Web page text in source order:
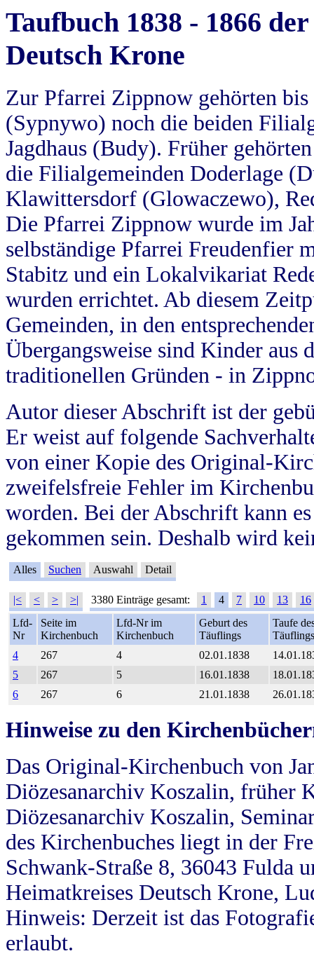
Taufbuch 1838 - 1866
Deutsch Krone
Zur Pfarrei Zippnow gehörten
(Sypnywo) noch die beiden
Jagdhaus (Budy). Früher
die Filialgemeinden Doderlage
Klawittersdorf (Glowaczewo),
Die Pfarrei Zippnow wurde im
selbständige Pfarrei Freudenfier
Stabitz und ein Lokalvikariat
wurden errichtet. Ab diesem
Gemeinden, in den
Übergangsweise sind Kinder aus
traditionellen Gründen - in
Autor dieser Abschrift ist der
Er weist auf folgende
von einer Kopie des Original-
zweifelsfreie Fehler im
worden. Bei der Abschrift kann
gekommen sein. Deshalb wird
Alles Suchen Auswahl Detail
|< < > >| 3380 Einträge gesamt: 1 4 7 10 13
16
Lfd-
Nr
Seite im
Kirchenbuch
Lfd-Nr im
Kirchenbuch
Geburt des
Täuflings
Taufe
Täuflings
4
267 4 02.01.1838
5
267 5 16.01.1838
6
267 6 21.01.1838
Hinweise zu den
Das Original-Kirchenbuch von
Diözesanarchiv Koszalin, früher
Diözesanarchiv Koszalin,
des Kirchenbuches liegt in der
Schwank-Straße 8, 36043 Fulda
Heimatkreises Deutsch Krone,
Hinweis: Derzeit ist das
erlaubt.